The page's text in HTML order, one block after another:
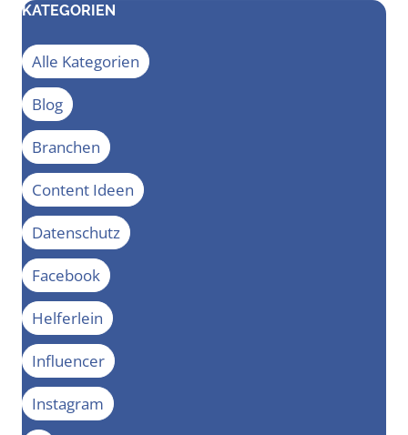
KATEGORIEN
Alle Kategorien
Blog
Branchen
Content Ideen
Datenschutz
Facebook
Helferlein
Influencer
Instagram